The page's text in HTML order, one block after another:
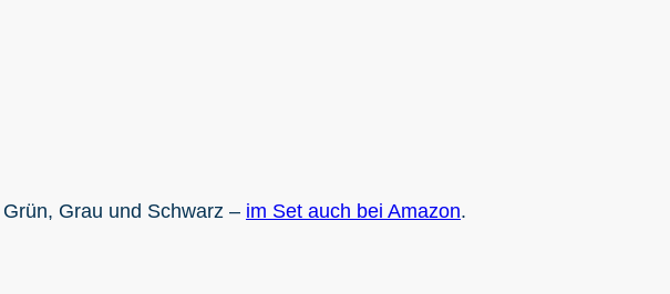
Grau und Schwarz – im Set auch bei Amazon.